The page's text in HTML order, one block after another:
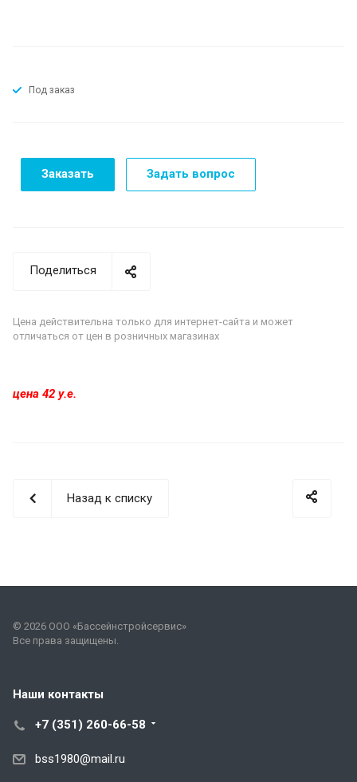
Под заказ
Заказать Задать вопрос
Поделиться
Цена действительна только для интернет-сайта и может
отличаться от цен в розничных магазинах
цена 42 у.е.
Назад к списку
© 2026 ООО «Бассейнстройсервис»
Все права защищены.
Наши контакты
+7 (351) 260-66-58
bss1980@mail.ru